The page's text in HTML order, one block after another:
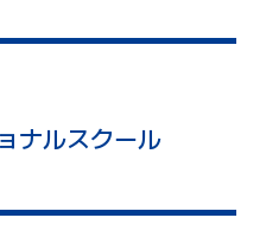
ナルスクール